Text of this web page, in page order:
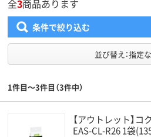
全3商品あります
条件で絞り込む
並び替え：指定
1件目～3件目（3件中）
【アウトレット】
EAS-CL-R26 1袋